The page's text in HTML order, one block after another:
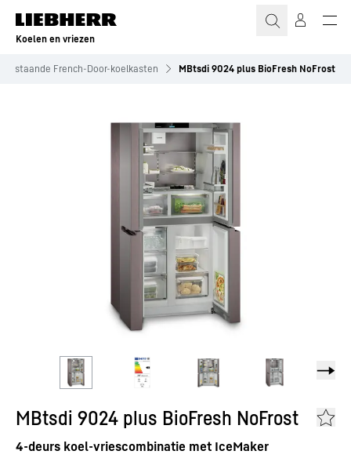
Koelen en vriezen
Vrijstaande French-Door-koelkasten MBtsdi 9024 plus BioFresh NoFrost
MBtsdi 9024 plus BioFresh NoFrost
4-deurs koel-vriescombinatie met IceMaker